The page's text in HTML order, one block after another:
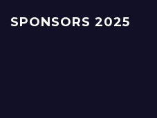
SPONSORS 2025